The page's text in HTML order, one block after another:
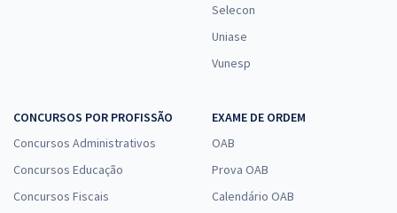
Economize R$ 53,98 (-20%)
Conhecimentos Específicos para o Cargo 16: Técnico Estadual de
Controle Externo – Especialidade: Técnico Administrativa (Pós-Edital)
à vista
Selecon
Uniase
Vunesp
CONCURSOS POR PROFISSÃO
Concursos Administrativos
Concursos Educação
Concursos Fiscais
EXAME DE ORDEM
OAB
Prova OAB
Calendário OAB